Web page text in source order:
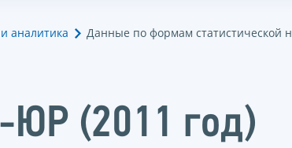
аналитика Данные по формам статистической
(2011 год)